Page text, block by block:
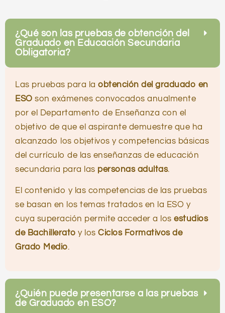
¿Qué son las pruebas de obtención del
Graduado en Educación Secundaria
Obligatoria?
Las pruebas para la obtención del graduado en
ESO son exámenes convocados anualmente
por el Departamento de Enseñanza con el
objetivo de que el aspirante demuestre que ha
alcanzado los objetivos y competencias básicas
del currículo de las enseñanzas de educación
secundaria para las personas adultas.
El contenido y las competencias de las pruebas
se basan en los temas tratados en la ESO y
cuya superación permite acceder a los estudios
de Bachillerato y los Ciclos Formativos de
Grado Medio.
¿Quién puede presentarse a las pruebas
de Graduado en ESO?